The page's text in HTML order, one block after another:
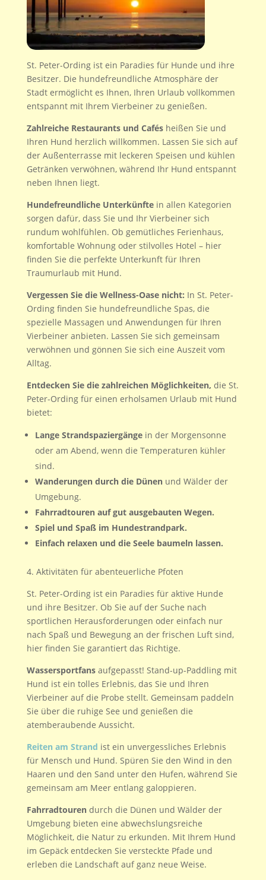
St. Peter-Ording ist ein Paradies für Hunde und ihre
Besitzer. Die hundefreundliche Atmosphäre der
Stadt ermöglicht es Ihnen, Ihren Urlaub vollkommen
entspannt mit Ihrem Vierbeiner zu genießen.
Zahlreiche Restaurants und Cafésheißen Sie und
Ihren Hund herzlich willkommen. Lassen Sie sich auf
der Außenterrasse mit leckeren Speisen und kühlen
Getränken verwöhnen, während Ihr Hund entspannt
neben Ihnen liegt.
Hundefreundliche Unterkünftein allen Kategorien
sorgen dafür, dass Sie und Ihr Vierbeiner sich
rundum wohlfühlen. Ob gemütliches Ferienhaus,
komfortable Wohnung oder stilvolles Hotel – hier
finden Sie die perfekte Unterkunft für Ihren
Traumurlaub mit Hund.
Vergessen Sie die Wellness-Oase nicht: In St. Peter-
Ording finden Sie hundefreundliche Spas, die
spezielle Massagen und Anwendungen für Ihren
Vierbeiner anbieten. Lassen Sie sich gemeinsam
verwöhnen und gönnen Sie sich eine Auszeit vom
Alltag.
Entdecken Sie die zahlreichen Möglichkeiten, die St.
Peter-Ording für einen erholsamen Urlaub mit Hund
bietet:
Lange Strandspaziergängein der Morgensonne
oder am Abend, wenn die Temperaturen kühler
sind.
Wanderungen durch die Dünenund Wälder der
Umgebung.
Fahrradtouren auf gut ausgebauten Wegen.
Spiel und Spaß im Hundestrandpark.
Einfach relaxen und die Seele baumeln lassen.
4. Aktivitäten für abenteuerliche Pfoten
St. Peter-Ording ist ein Paradies für aktive Hunde
und ihre Besitzer. Ob Sie auf der Suche nach
sportlichen Herausforderungen oder einfach nur
nach Spaß und Bewegung an der frischen Luft sind,
hier finden Sie garantiert das Richtige.
Wassersportfansaufgepasst! Stand-up-Paddling mit
Hund ist ein tolles Erlebnis, das Sie und Ihren
Vierbeiner auf die Probe stellt. Gemeinsam paddeln
Sie über die ruhige See und genießen die
atemberaubende Aussicht.
Reiten am Strand ist ein unvergessliches Erlebnis
für Mensch und Hund. Spüren Sie den Wind in den
Haaren und den Sand unter den Hufen, während Sie
gemeinsam am Meer entlang galoppieren.
Fahrradtourendurch die Dünen und Wälder der
Umgebung bieten eine abwechslungsreiche
Möglichkeit, die Natur zu erkunden. Mit Ihrem Hund
im Gepäck entdecken Sie versteckte Pfade und
erleben die Landschaft auf ganz neue Weise.